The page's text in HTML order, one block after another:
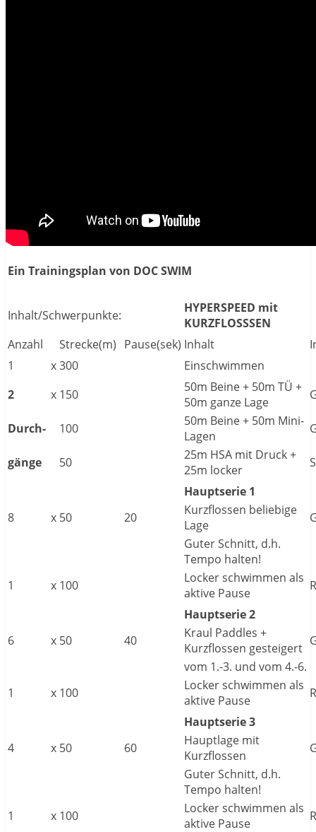
Ein Trainingsplan von DOC SWIM
Inhalt/Schwerpunkte:
HYPERSPEED mit
KURZFLOSSSEN
Anzahl
Strecke(m) Pause(sek) Inhalt
1
x300
Einschwimmen
2
x 150
50m Beine + 50m TÜ +
50m ganze Lage
Durch- 100
50m Beine + 50m Mini-
Lagen
gänge 50
25m HSA mit Druck +
25m locker
S
Hauptserie 1
8
x 50 20
Kurzflossen beliebige
Lage
Guter Schnitt, d.h.
Tempo halten!
1
x 100
Locker schwimmen als
aktive Pause
Hauptserie 2
6
x 50 40
Kraul Paddles +
Kurzflossen gesteigert
vom 1.-3. und vom 4.-6.
1
x 100
Locker schwimmen als
aktive Pause
Hauptserie 3
4
x 50 60
Hauptlage mit
Kurzflossen
Guter Schnitt, d.h.
Tempo halten!
1
x 100
Locker schwimmen als
aktive Pause